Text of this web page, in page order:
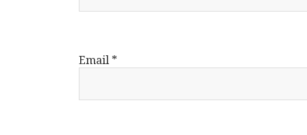
Email *